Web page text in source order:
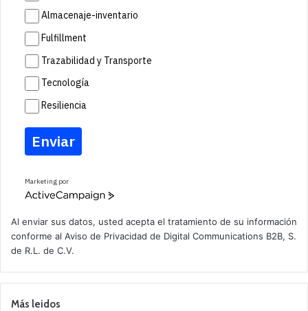
Almacenaje-inventario
Fulfillment
Trazabilidad y Transporte
Tecnología
Resiliencia
Enviar
Marketing por
A
v
e
a
m
a
Al enviar sus datos, usted acepta el tratamiento de su información
conforme al Aviso de Privacidad de Digital Communications B2B, S.
de R.L. de C.V.
Más leidos